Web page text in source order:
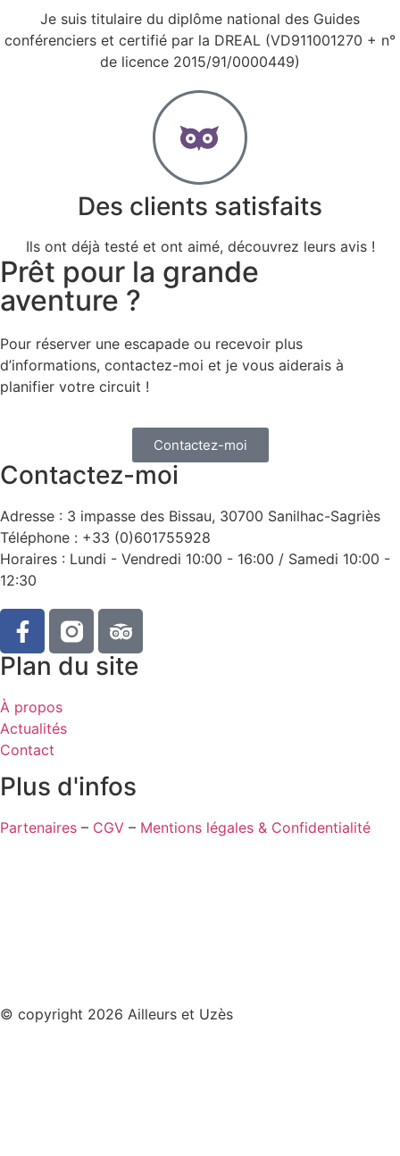
Je suis titulaire du diplôme national des Guides
conférenciers et certifié par la DREAL (VD911001270 + n°
de licence 2015/91/0000449)
Des clients satisfaits
Ils ont déjà testé et ont aimé, découvrez leurs avis !
Prêt pour la grande
aventure ?
Pour réserver une escapade ou recevoir plus
d’informations, contactez-moi et je vous aiderais à
planifier votre circuit !
Contactez-moi
Contactez-moi
Adresse : 3 impasse des Bissau, 30700 Sanilhac-Sagriès
Téléphone : +33 (0)601755928
Horaires : Lundi - Vendredi 10:00 - 16:00 / Samedi 10:00 -
12:30
Plan du site
À propos
Actualités
Contact
Plus d'infos
Partenaires – CGV – Mentions légales & Confidentialité
© copyright 2026 Ailleurs et Uzès